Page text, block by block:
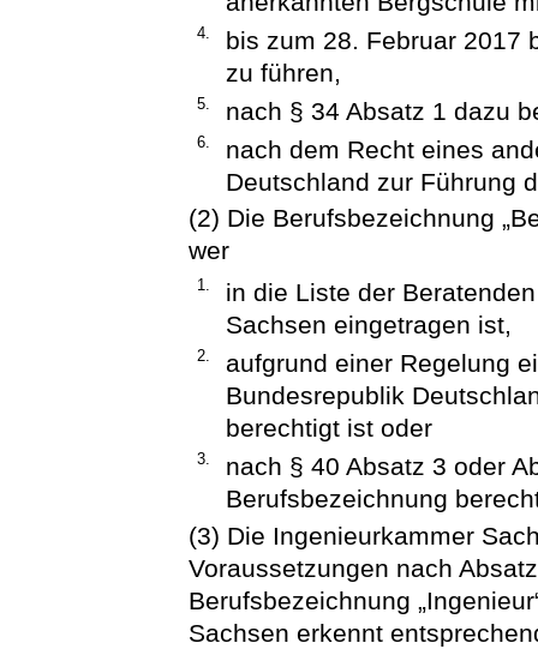
4.
bis zum 28. Februar 2017
zu führen,
5. nach § 34 Absatz 1 dazu
6.
nach dem Recht eines
Deutschland zur Führung
(2) Die Berufsbezeichnung
wer
1.
in die Liste der
Sachsen eingetragen ist,
2.
aufgrund einer Regelung
Bundesrepublik
berechtigt ist oder
3.
nach § 40 Absatz 3 oder
Berufsbezeichnung
(3) Die Ingenieurkammer
Voraussetzungen nach
Berufsbezeichnung
Sachsen erkennt